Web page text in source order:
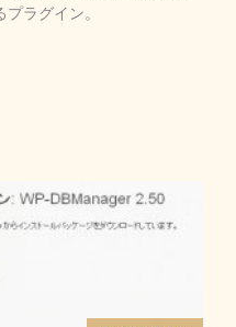
ラグイン。